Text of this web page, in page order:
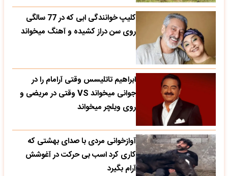
کلیپ خوانندگی ابی که در 77 سالگی
روی سن دراز کشیده و آهنگ میخواند
ابراهیم تاتلیسس وقتی آرامام را در
جوانی میخواند VS وقتی در مریضی و
روی ویلچر میخواند
آوازخوانی مردی با صدای بهشتی که
کاری کرد اسب بی حرکت در آغوشش
آرام بگیرد